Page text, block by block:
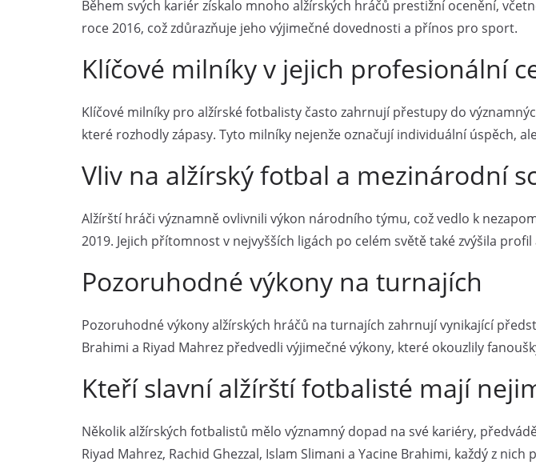
Během svých kariér získalo mnoho alžírských hráčů prestižní ocenění,
roce 2016, což zdůrazňuje jeho výjimečné dovednosti a přínos pro sport.
Klíčové milníky v jejich profesionální
Klíčové milníky pro alžírské fotbalisty často zahrnují přestupy do
které rozhodly zápasy. Tyto milníky nejenže označují individuální úspěch,
Vliv na alžírský fotbal a mezinárodní
Alžírští hráči významně ovlivnili výkon národního týmu, což vedlo k
2019. Jejich přítomnost v nejvyšších ligách po celém světě také zvýšila
Pozoruhodné výkony na turnajích
Pozoruhodné výkony alžírských hráčů na turnajích zahrnují vynikající
Brahimi a Riyad Mahrez předvedli výjimečné výkony, které okouzlily
Kteří slavní alžírští fotbalisté mají
Několik alžírských fotbalistů mělo významný dopad na své kariéry,
Riyad Mahrez, Rachid Ghezzal, Islam Slimani a Yacine Brahimi, každý z